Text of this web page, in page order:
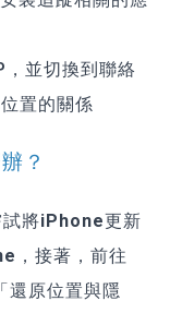
並切換到聯絡
置的關係
？
將iPhone更新
，接著，前往
還原位置與隱